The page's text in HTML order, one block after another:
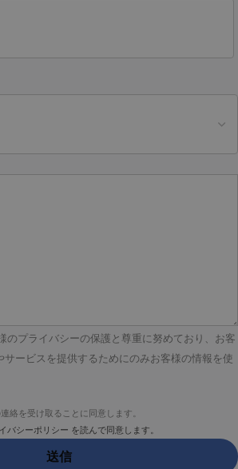
のプライバシーの保護と尊重に努めており、お客
ービスを提供するためにのみお客様の情報を使
を受け取ることに同意します。
シーポリシー を読んで同意します。